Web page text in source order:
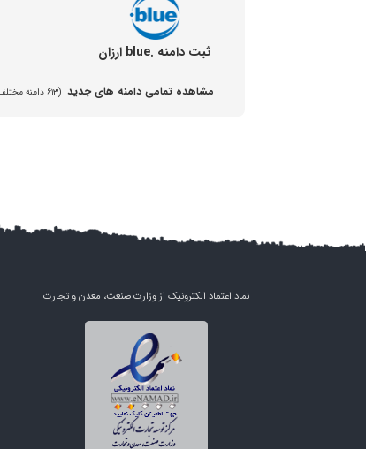
ثبت دامنه .blue ارزان
مشاهده تمامی دامنه های جدید (۶۱۳ دامنه مختلف)
نماد اعتماد الکترونیک از وزارت صنعت، معدن و تجارت